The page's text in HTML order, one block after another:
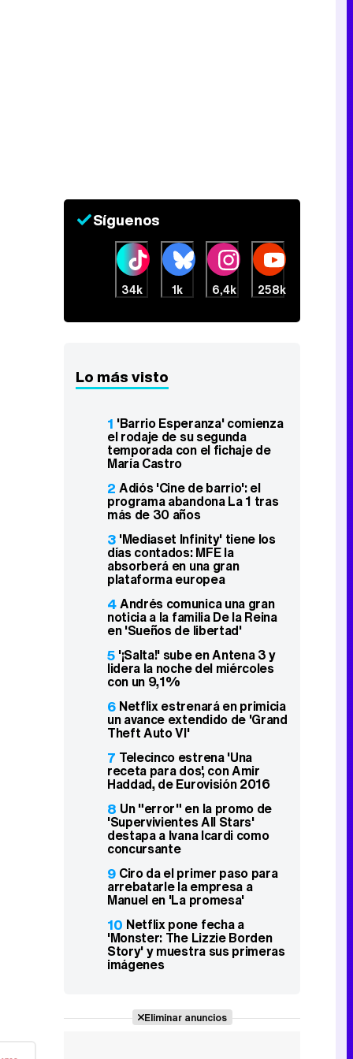
Síguenos
34k 1k 6,4k 258k
Lo más visto
1 'Barrio Esperanza' comienza
el rodaje de su segunda
temporada con el fichaje de
María Castro
2 Adiós 'Cine de barrio': el
programa abandona La 1 tras
más de 30 años
3 'Mediaset Infinity' tiene los
días contados: MFE la
absorberá en una gran
plataforma europea
4Andrés comunica una gran
noticia a la familia De la Reina
en 'Sueños de libertad'
5 '¡Salta!' sube en Antena 3 y
lidera la noche del miércoles
con un 9,1%
6 Netflix estrenará en primicia
un avance extendido de 'Grand
Theft Auto VI'
7 Telecinco estrena 'Una
receta para dos', con Amir
Haddad, de Eurovisión 2016
8 Un "error" en la promo de
'Supervivientes All Stars'
destapa a Ivana Icardi como
concursante
9 Ciro da el primer paso para
arrebatarle la empresa a
Manuel en 'La promesa'
10 Netflix pone fecha a
'Monster: The Lizzie Borden
Story' y muestra sus primeras
imágenes
Eliminar anuncios